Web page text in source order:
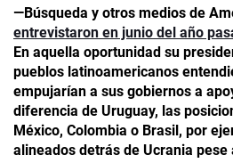
—Búsqueda y otros medios de
entrevistaron en junio del año
En aquella oportunidad su
pueblos latinoamericanos
empujarían a sus gobiernos a
diferencia de Uruguay, las
México, Colombia o Brasil, por
alineados detrás de Ucrania